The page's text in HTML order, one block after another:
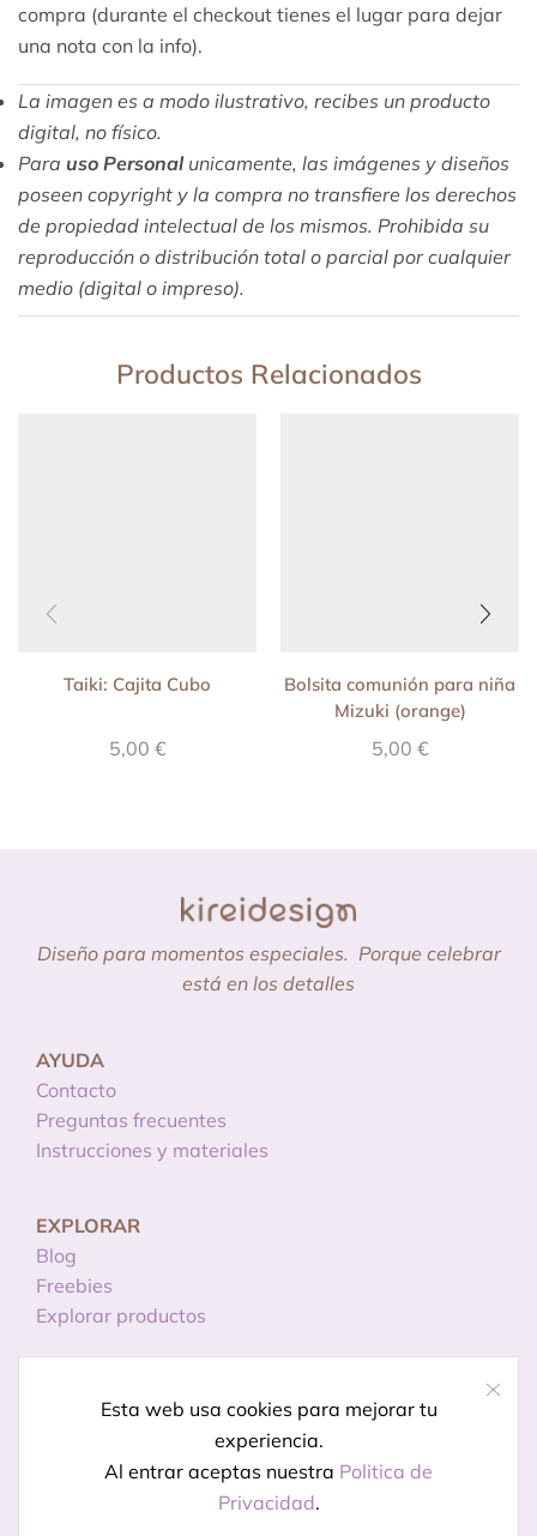
compra (durante el checkout tienes el lugar para dejar
una nota con la info).
La imagen es a modo ilustrativo, recibes un producto
digital, no físico.
Para uso Personalunicamente, las imágenes y diseños
poseen copyright y la compra no transfiere los derechos
de propiedad intelectual de los mismos. Prohibida su
reproducción o distribución total o parcial por cualquier
medio (digital o impreso).
Productos Relacionados
Taiki: Cajita Cubo
5,00 €
Bolsita comunión para niña
Mizuki (orange)
5,00 €
Esta web usa cookies para mejorar tu
experiencia.
Al entrar aceptas nuestra Politica de
Privacidad.
Diseño para momentos especiales. Porque celebrar
está en los detalles
AYUDA
Contacto
Preguntas frecuentes
Instrucciones y materiales
EXPLORAR
Blog
Freebies
Explorar productos
Licencias de uso
Política de privacidad
Aviso legal